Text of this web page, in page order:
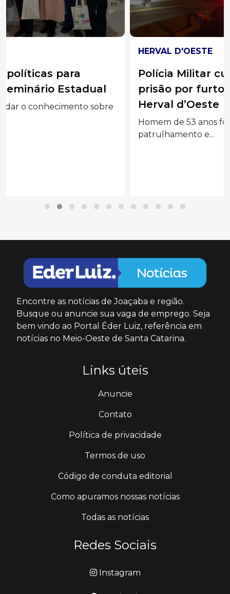
Polícia Militar cumpre mandado de
prisão por furto qualificado em
Herval d’Oeste
Homem de 53 anos foi localizado durante
Encontre as notícias de Joaçaba e região.
Busque ou anuncie sua vaga de emprego. Seja
bem vindo ao Portal Éder Luiz, referência em
notícias no Meio-Oeste de Santa Catarina.
Links úteis
Anuncie
Contato
Política de privacidade
Termos de uso
Código de conduta editorial
Como apuramos nossas notícias
Todas as notícias
Redes Sociais
Instagram